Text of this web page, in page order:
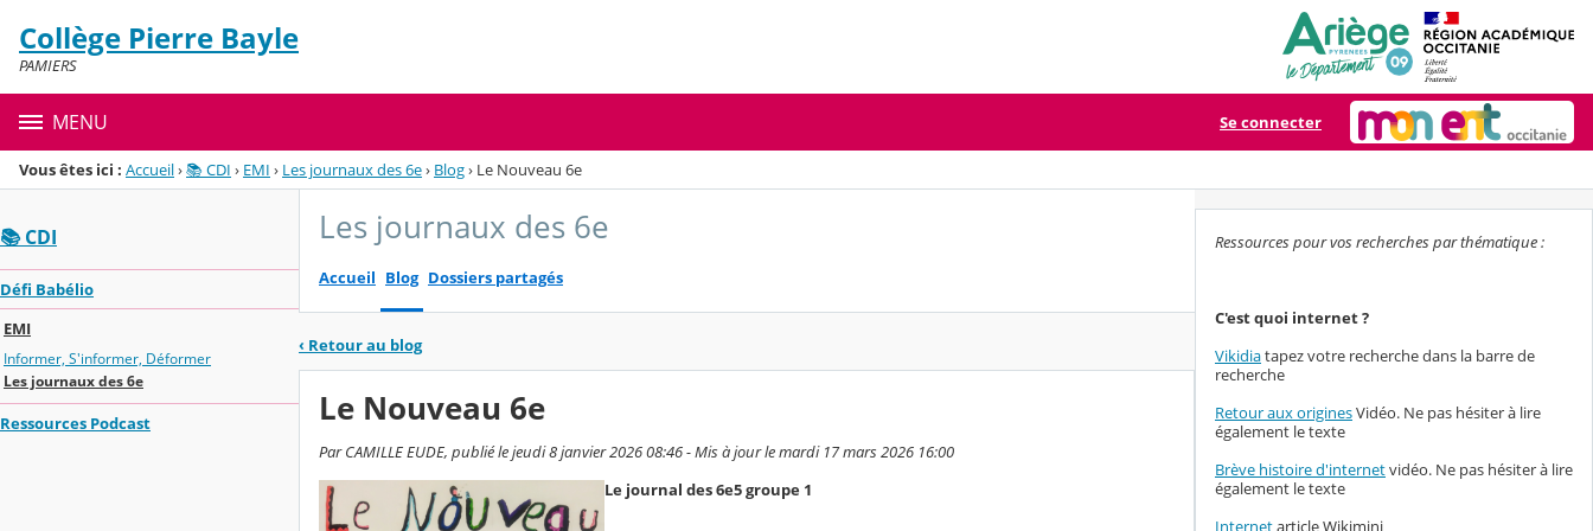
Menu de la rubrique
Contenu
Collège Pierre Bayle
PAMIERS
MENU Se connecter
Vous êtes ici : Accueil›📚 CDI › EMI › Les journaux des 6e› Blog› Le Nouveau 6e
📚 CDI
Défi Babélio
EMI
Informer, S'informer, Déformer
Les journaux des 6e
Ressources Podcast
Les journaux des 6e
Accueil Blog Dossiers partagés
‹ Retour au blog
Le Nouveau 6e
Par CAMILLE EUDE, publié le jeudi 8 janvier 2026 08:46 - Mis à jour le mardi 17 mars 2026 16:00
Le journal des 6e5 groupe 1
Ressources pour vos recherches par thématique :
C'est quoi internet ?
Vikidiatapez votre recherche dans la barre de
recherche
Retour aux originesVidéo. Ne pas hésiter à lire
également le texte
Brève histoire d'internetvidéo. Ne pas hésiter à lire
également le texte
Internetarticle Wikimini